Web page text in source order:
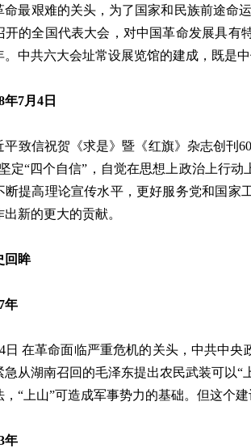
命最艰难的关头，为了国家和民族前途命
开的全国代表大会，对中国革命发展具有
。中共六大会址常设展览馆的建成，既是
7月4日
信祝贺《求是》暨《红旗》杂志创刊60
定“四个自信”，自觉在思想上政治上行
断提高理论宣传水平，更好服务党和国家
新的更大的贡献。
眸
在革命面临严重危机的关头，中共中央
急从湖南召回的毛泽东提出农民武装可以
，“上山”可造成军事势力的基础。但这个建